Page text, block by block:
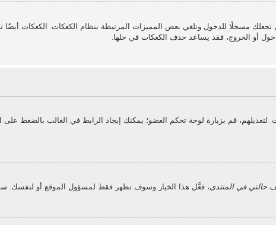
مسجلًا للدخول وتلغي بعض المميزات المرتبطة بنظام الكعكات. الكعكات أيضًا
أو الخروج، فقد يساعد حذف الكعكات في حلها.
لتعديلهم، قم بزيارة لوحة تحكم العضو؛ يمكنك إيجاد الرابط في الغالب بالضغط
حالتي في المنتدى، فعَّل هذا الخيار وسوف تظهر فقط لمسؤول الموقع أو لنفسك.